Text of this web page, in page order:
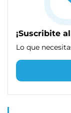
¡Suscribite
Lo que